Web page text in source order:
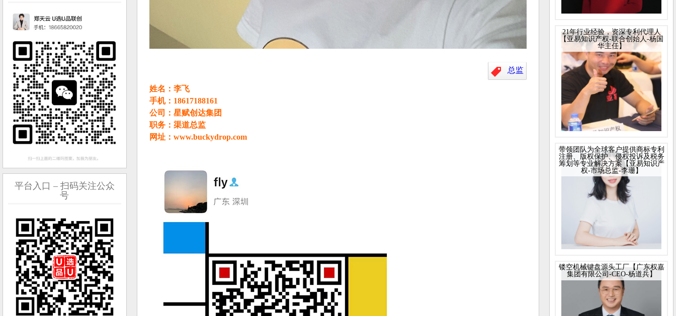
总监
姓名：李飞
手机：18617188161
公司：星赋创达集团
职务：渠道总监
网址： www.buckydrop.com
平台入口 – 扫码关注公众
号
21年行业经验，资深专利代理人
【亚易知识产权-联合创始人-杨国
华主任】
带领团队为全球客户提供商标专利
注册、版权保护、侵权投诉及税务
筹划等专业解决方案【亚易知识产
权-市场总监-李珊】
镂空机械键盘源头工厂【广东权嘉
集团有限公司-CEO-杨道兵】